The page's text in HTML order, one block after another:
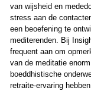
van wijsheid en
stress aan de
een beoefening te
mediterenden. Bij
frequent aan om
van de meditatie
boeddhistische
retraite-ervaring